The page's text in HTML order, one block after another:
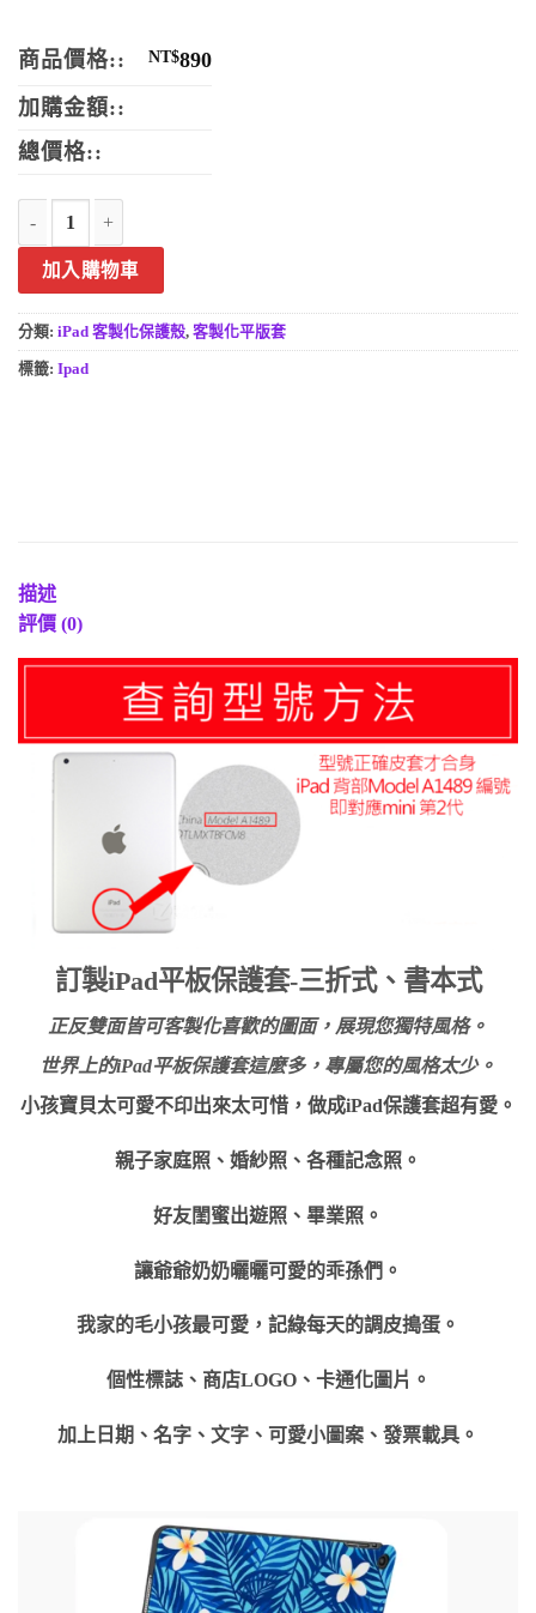
商品價格:: NT$890
加購金額::
總價格::
Apple iPad平板保護套 來圖訂製平版保護皮套 iPad皮套 數量
加入購物車
分類: iPad 客製化保護殼, 客製化平版套
標籤: Ipad
描述
評價 (0)
訂製iPad平板保護套-三折式、書本式
正反雙面皆可客製化喜歡的圖面，展現您獨特風格。
世界上的iPad平板保護套這麼多，專屬您的風格太少。
小孩寶貝太可愛不印出來太可惜，做成iPad保護套超有愛。
親子家庭照、婚紗照、各種記念照。
好友閨蜜出遊照、畢業照。
讓爺爺奶奶曬曬可愛的乖孫們。
我家的毛小孩最可愛，記綠每天的調皮搗蛋。
個性標誌、商店LOGO、卡通化圖片。
加上日期、名字、文字、可愛小圖案、發票載具。